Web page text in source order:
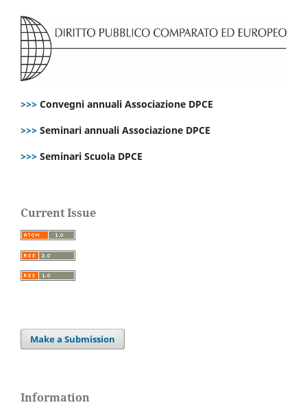
>>> Convegni annuali Associazione DPCE
>>> Seminari annuali Associazione DPCE
>>> Seminari Scuola DPCE
Current Issue
Make a Submission
Information